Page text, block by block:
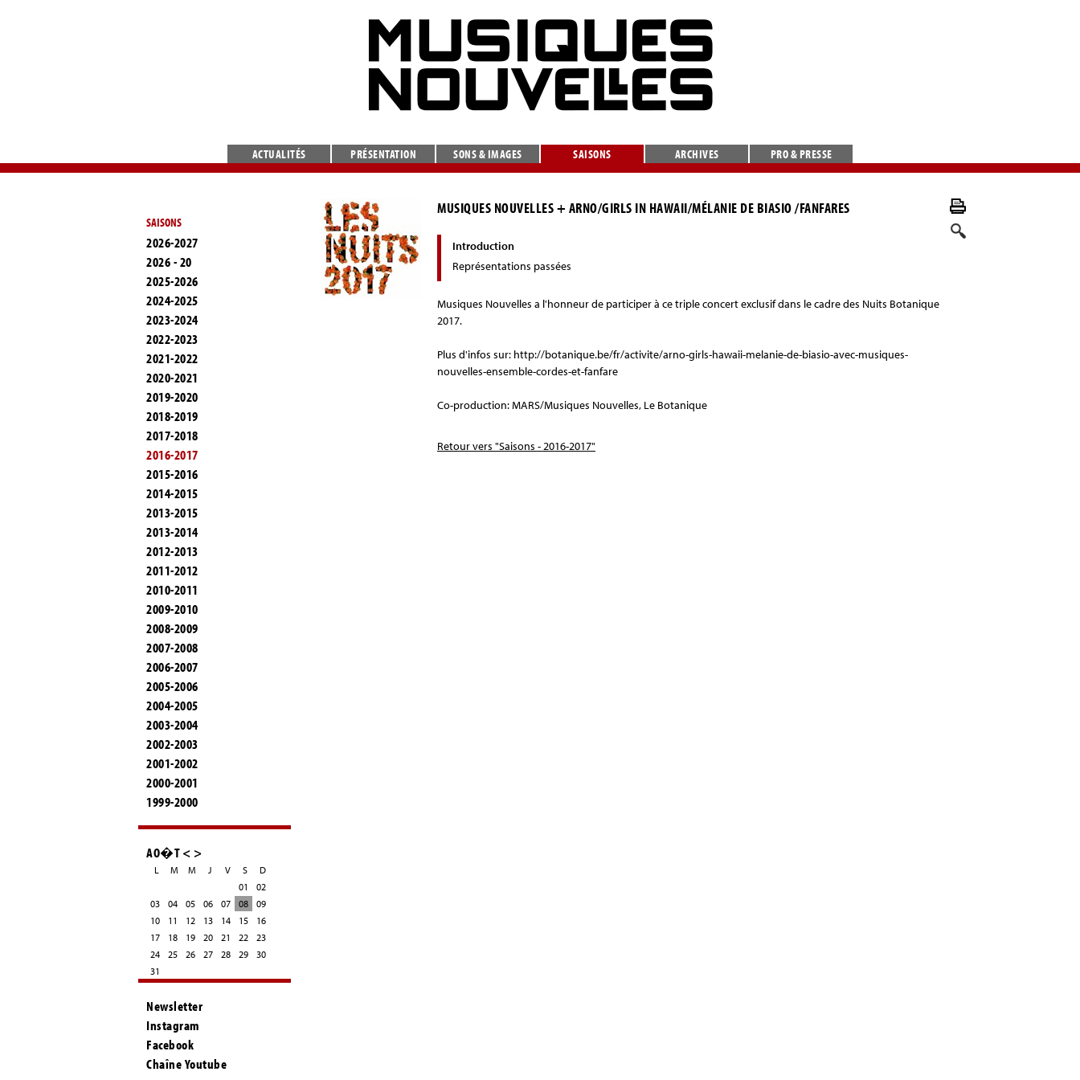
ACTUALITÉS PRÉSENTATION SONS & IMAGES SAISONS ARCHIVES PRO & PRESSE
SAISONS
2026-2027
2026 - 20
2025-2026
2024-2025
2023-2024
2022-2023
2021-2022
2020-2021
2019-2020
2018-2019
2017-2018
2016-2017
2015-2016
2014-2015
2013-2015
2013-2014
2012-2013
2011-2012
2010-2011
2009-2010
2008-2009
2007-2008
2006-2007
2005-2006
2004-2005
2003-2004
2002-2003
2001-2002
2000-2001
1999-2000
AO�T< >
L M M J V S
D
01
02
03
04 05 06 07 08
09
10
11 12 13 14 15
16
17
18 19 20 21 22
23
24
25 26 27 28 29
30
31
Newsletter
Instagram
Facebook
Chaîne Youtube
MUSIQUES NOUVELLES + ARNO/GIRLS IN HAWAII/MÉLANIE DE BIASIO /FANFARES
Introduction
Représentations passées
Musiques Nouvelles a l'honneur de participer à ce triple concert exclusif dans le cadre des Nuits Botanique
2017.
Plus d'infos sur: http://botanique.be/fr/activite/arno-girls-hawaii-melanie-de-biasio-avec-musiques-
nouvelles-ensemble-cordes-et-fanfare
Co-production: MARS/Musiques Nouvelles, Le Botanique
Retour vers "Saisons - 2016-2017"